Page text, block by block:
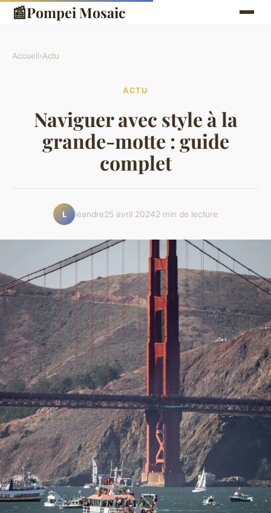
📰Pompei Mosaic
Accueil›Actu
ACTU
Naviguer avec style à la
grande-motte : guide
complet
L léandre25 avril 20242 min de lecture